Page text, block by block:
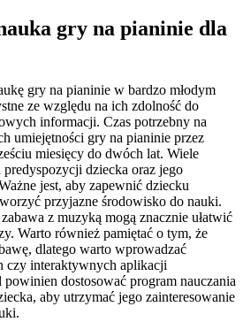
gry na pianinie dla
gry na pianinie w bardzo młodym
ze względu na ich zdolność do
informacji. Czas potrzebny na
umiejętności gry na pianinie przez
miesięcy do dwóch lat. Wiele
dziecka oraz jego
jest, aby zapewnić dziecku
przyjazne środowisko do nauki.
z muzyką mogą znacznie ułatwić
Warto również pamiętać o tym, że
dlatego warto wprowadzać
czy interaktywnych aplikacji
dostosować program nauczania
aby utrzymać jego zainteresowanie